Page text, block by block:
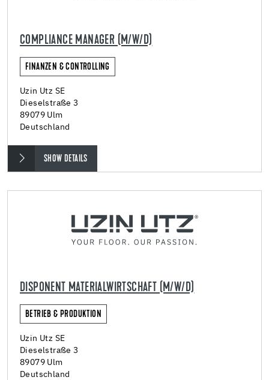
COMPLIANCE MANAGER (M/W/D)
FINANZEN & CONTROLLING
Uzin Utz SE
Dieselstraße 3
89079 Ulm
Deutschland
SHOW DETAILS
DISPONENT MATERIALWIRTSCHAFT (M/W/D)
BETRIEB & PRODUKTION
Uzin Utz SE
Dieselstraße 3
89079 Ulm
Deutschland